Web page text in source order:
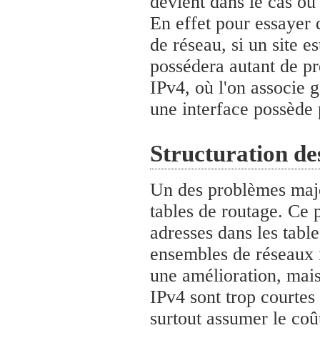
En effet pour essayer
de réseau, si un site
possédera autant de
IPv4, où l'on associe
une interface
Structuration
Un des problèmes
tables de routage. Ce
adresses dans les
ensembles de
une amélioration,
IPv4 sont trop
surtout assumer le